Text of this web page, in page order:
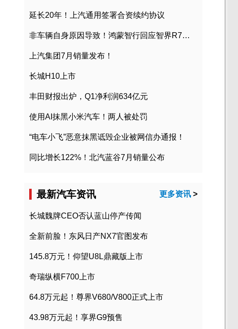
延长20年！上汽通用签署合资续约协议
非车辆自身原因导致！鸿蒙智行回应智界R7起火事故
上汽集团7月销量发布！
长城H10上市
丰田财报出炉，Q1净利润634亿元
使用AI抹黑小米汽车！两人被处罚
“电车小飞”恶意抹黑诋毁企业被网信办通报！
同比增长122%！北汽蓝谷7月销量公布
最新汽车资讯 更多资讯 >
长城魏牌CEO否认蓝山停产传闻
全新前脸！东风日产NX7官图发布
145.8万元！仰望U8L鼎藏版上市
奇瑞纵横F700上市
64.8万元起！尊界V680/V800正式上市
43.98万元起！享界G9预售